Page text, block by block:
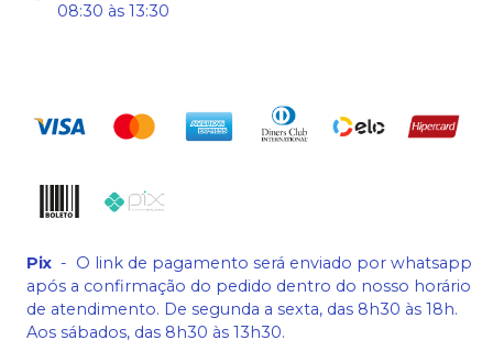
08:30 às 13:30
Pix - O link de pagamento será enviado por whatsapp
após a confirmação do pedido dentro do nosso horário
de atendimento. De segunda a sexta, das 8h30 às 18h.
Aos sábados, das 8h30 às 13h30.